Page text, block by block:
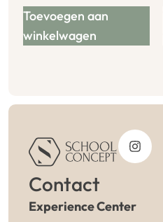
Toevoegen aan
winkelwagen
Contact
Experience Center